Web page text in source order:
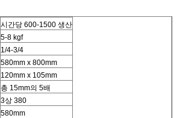
시간당 600-1500 생산
5-8 kgf
1/4-3/4
580mm x 800mm
120mm x 105mm
총 15mm의 5배
3상 380
580mm